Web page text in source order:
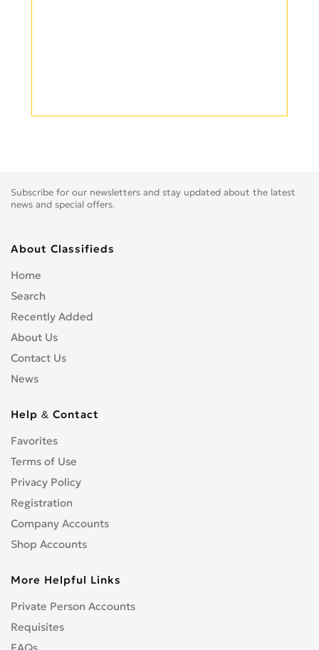
Subscribe for our newsletters and stay updated about the latest
news and special offers.
About Classifieds
Home
Search
Recently Added
About Us
Contact Us
News
Help & Contact
Favorites
Terms of Use
Privacy Policy
Registration
Company Accounts
Shop Accounts
More Helpful Links
Private Person Accounts
Requisites